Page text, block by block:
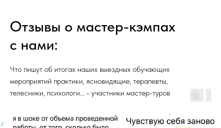
Отзывы о мастер-кэмпах
с нами:
Что пишут об итогах наших выездных обучающих
мероприятий практики, ясновидящие, терапевты,
телесники, психологи... - участники мастер-туров